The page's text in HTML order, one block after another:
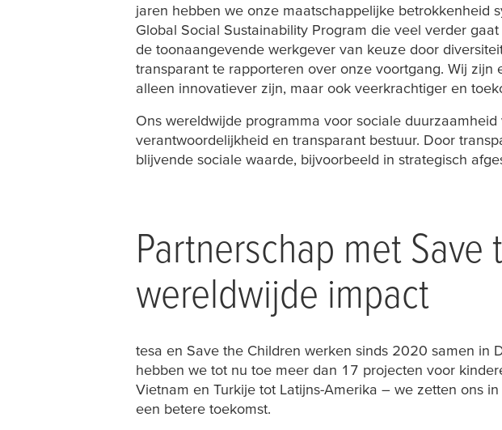
jaren hebben we onze maatschappelijke betrokkenheid
Global Social Sustainability Program die veel verder
de toonaangevende werkgever van keuze door
transparant te rapporteren over onze voortgang. Wij
alleen innovatiever zijn, maar ook veerkrachtiger en
Ons wereldwijde programma voor sociale
verantwoordelijkheid en transparant bestuur. Door
blijvende sociale waarde, bijvoorbeeld in strategisch
Partnerschap met
wereldwijde impact
tesa en Save the Children werken sinds 2020 samen in
hebben we tot nu toe meer dan 17 projecten voor
Vietnam en Turkije tot Latijns-Amerika – we zetten ons
een betere toekomst.